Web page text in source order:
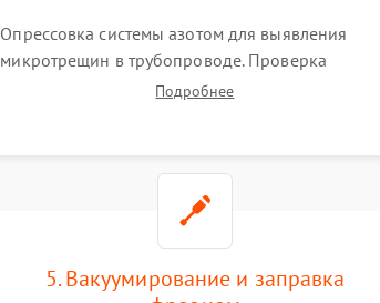
Опрессовка системы азотом для выявления
микротрещин в трубопроводе. Проверка
испарителя и конденсатора течеискателем.
Подробнее
5. Вакуумирование и заправка